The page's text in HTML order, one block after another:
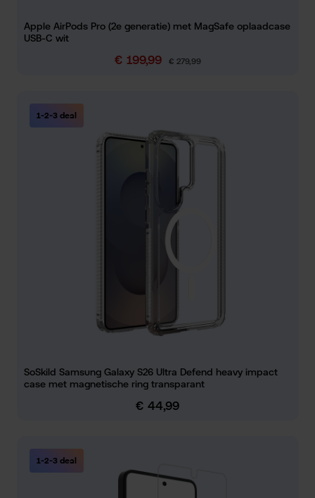
Apple AirPods Pro (2e generatie) met MagSafe oplaadcase
USB-C wit
Verkoopprijs:
€ 199,99 Normale prijs:
€ 279,99
1-2-3 deal
SoSkild Samsung Galaxy S26 Ultra Defend heavy impact
case met magnetische ring transparant
Normale prijs:
€ 44,99
1-2-3 deal